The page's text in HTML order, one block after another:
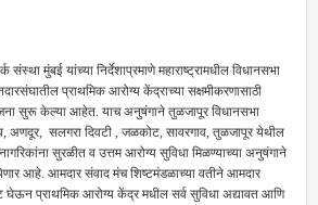
मुंबई यांच्या निर्देशाप्रमाणे महाराष्ट्रामधील विधानसभा
प्राथमिक आरोग्य केंद्राच्या सक्षमीकरणासाठी
सुरू केल्या आहेत. याच अनुषंगाने तुळजापूर विधानसभा
अणदूर, सलगरा दिवटी , जळकोट, सावरगाव, तुळजापूर येथील
सुरळीत व उत्तम आरोग्य सुविधा मिळण्याच्या अनुषंगाने
आहे. आमदार संवाद मंच शिष्टमंडळाच्या वतीने आमदार
घेऊन प्राथमिक आरोग्य केंद्र मधील सर्व सुविधा अद्यावत आणि